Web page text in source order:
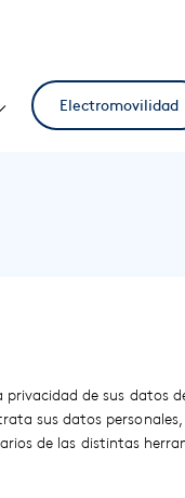
Electromovilidad
de sus datos
sus datos
de las distintas